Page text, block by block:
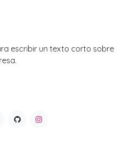
escribir un texto corto sobre